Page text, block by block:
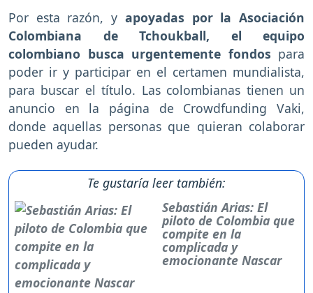
Por esta razón, y apoyadas por la Asociación
Colombiana de Tchoukball, el equipo
colombiano busca urgentemente fondos para
poder ir y participar en el certamen mundialista,
para buscar el título. Las colombianas tienen un
anuncio en la página de Crowdfunding Vaki,
donde aquellas personas que quieran colaborar
pueden ayudar.
Te gustaría leer también:
Sebastián Arias: El
piloto de Colombia que
compite en la
complicada y
emocionante Nascar